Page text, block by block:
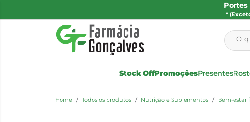
Portes
*
O
Stock OffPromoçõesPresentes
Home Todos os produtos Nutrição e Suplementos Bem-estar